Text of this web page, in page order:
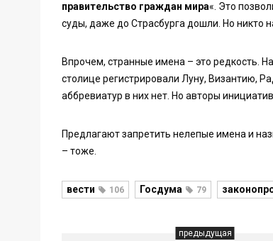
правительство граждан мира«. Это
суды, даже до Страсбурга дошли. Но никто
Впрочем, странные имена – это редкость.
столице регистрировали Луну, Византию,
аббревиатур в них нет. Но авторы
Предлагают запретить нелепые имена и
– тоже.
вести 106 Госдума 79
предыдущая